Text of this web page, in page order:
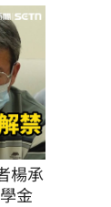
楊承
金